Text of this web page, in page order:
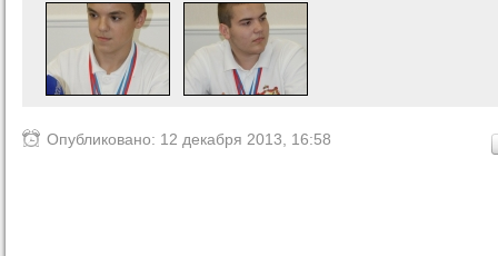
Опубликовано: 12 декабря 2013, 16:58